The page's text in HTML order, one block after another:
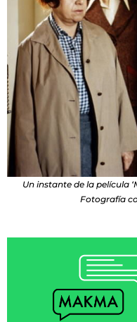
Un instante de la película
Fotografía